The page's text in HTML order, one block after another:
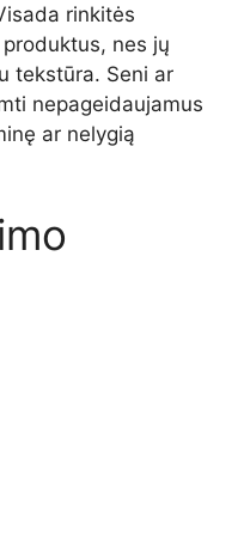
rinkitės
nes jų
tekstūra. Seni ar
nepageidaujamus
ar nelygią